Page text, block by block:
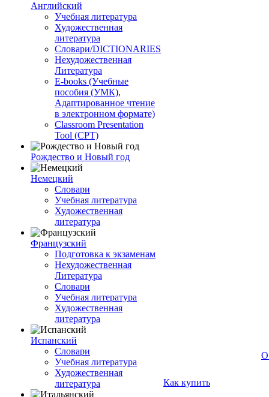
Английский
Учебная литература
Художественная
литература
Словари/DICTIONARIES
Нехудожественная
Литература
E-books (Учебные
пособия (УМК),
Адаптированное чтение
в электронном формате)
Classroom Presentation
Tool (CPT)
Рождество и Новый год
Немецкий
Словари
Учебная литература
Художественная
литература
Французский
Подготовка к экзаменам
Нехудожественная
Литература
Словари
Учебная литература
Художественная
литература
Испанский
Словари
Учебная литература
Художественная
литература
Как купить
О